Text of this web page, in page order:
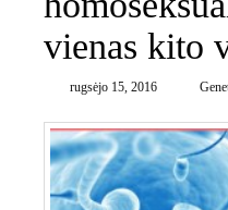
vienas kito
rugsėjo 15, 2016